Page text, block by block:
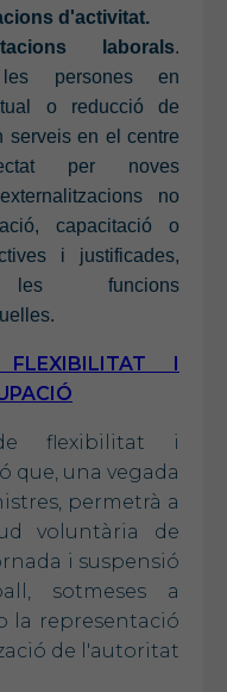
d'activitat.
laborals.
persones en
o reducció de
serveis en el centre
per noves
no
capacitació o
i justificades,
les funcions
I
flexibilitat i
que, una vegada
permetrà a
voluntària de
i suspensió
sotmeses a
la representació
de l'autoritat